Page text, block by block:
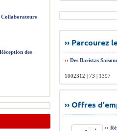
››
››Des Baristas
1002312 | 73 | 1397
›› Offres
››
Collaborateurs
des